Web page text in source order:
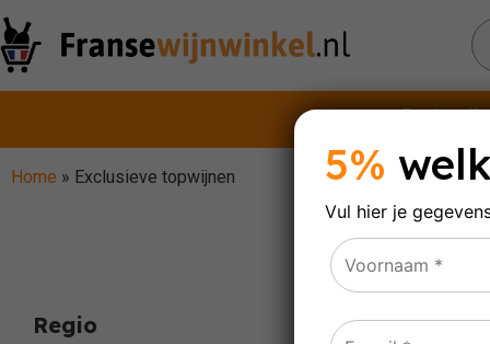
Rode wijn
Home » Exclusieve topwijnen
Regio
5%
Vul hier je